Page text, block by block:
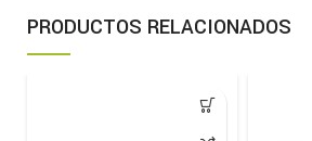
PRODUCTOS RELACIONADOS